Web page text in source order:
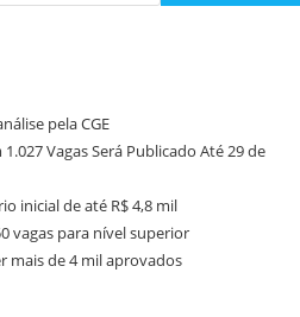
pela CGE
Vagas Será Publicado Até 29 de
inicial de até R$ 4,8 mil
vagas para nível superior
mais de 4 mil aprovados